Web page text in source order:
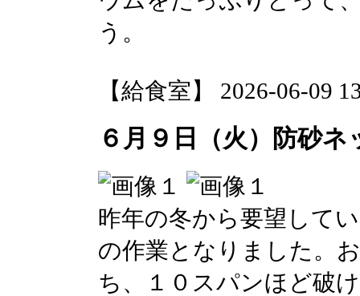
う。
【給食室】 2026-06-09
６月９日（火）防砂
昨年の冬から要望して
の作業となりました。
ち、１０スパンほど破